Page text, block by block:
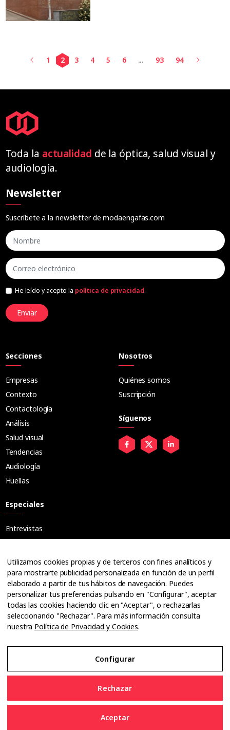
1 2 3 4 5 6 ... 93 94
Toda la actualidad de la óptica, salud visual y
audiología.
Newsletter
Suscríbete a la newsletter de modaengafas.com
He leído y acepto la política de privacidad.
Enviar
Secciones
Empresas
Contexto
Contactología
Análisis
Salud visual
Tendencias
Audiología
Huellas
Especiales
Entrevistas
Ópticos
Cuadernos
Guías
Dossier
Anuarios
Ofertas de empleo
Nosotros
Quiénes somos
Suscripción
Síguenos
Utilizamos cookies propias y de terceros con fines analíticos y
para mostrarte publicidad personalizada en función de un perfil
elaborado a partir de tus hábitos de navegación. Puedes
personalizar tus preferencias pulsando en "Configurar", aceptar
todas las cookies haciendo clic en "Aceptar", o rechazarlas
seleccionando "Rechazar". Para más información consulta
nuestra Política de Privacidad y Cookies.
Configurar
Rechazar
Aceptar
Aviso Legal
Política de Privacidad y Cookies
Configurar